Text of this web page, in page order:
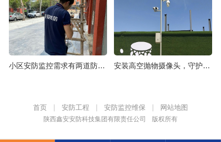
小区安防监控需求有两道防线必须要注意 安装高空抛物摄像头，守护市民们的“头顶安全”
首页 安防工程 安防监控维保 网站地图
陕西鑫安安防科技集团有限责任公司 版权所有